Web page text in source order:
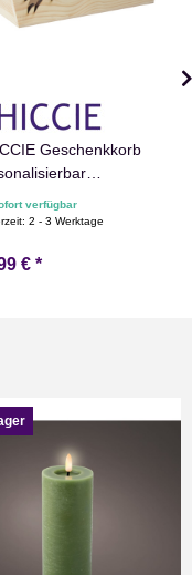
Geschenkkorb
Wunschtext
Abgerundet
Holzkiste
verfügbar
2 - 3 Werktage
€ *